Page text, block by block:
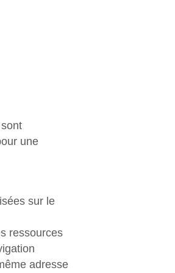
une
sur le
ressources
adresse